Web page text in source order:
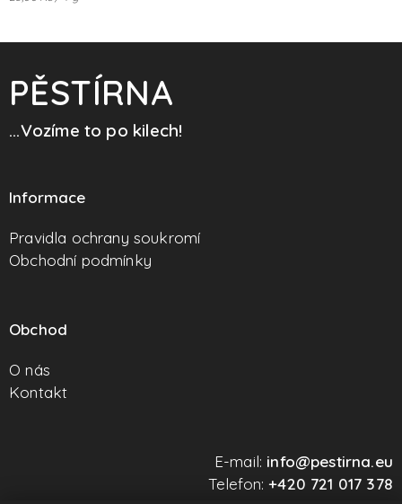
PĚSTÍRNA
...Vozíme to po kilech!
Informace
Pravidla ochrany soukromí
Obchodní podmínky
Obchod
O nás
Kontakt
E-mail: info@pestirna.eu
Telefon:+420 721 017 378